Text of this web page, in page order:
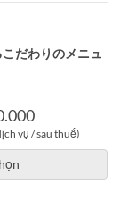
だわりのメニュ
vụ / sau thuế)